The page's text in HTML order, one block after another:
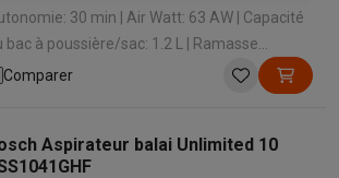
30 min | Air Watt: 63 AW | Capacité
bac à poussière/sac: 1.2 L | Ramasse
intégré: Oui | Temps de charge: 210 min
Comparer
Aspirateur balai Unlimited 10